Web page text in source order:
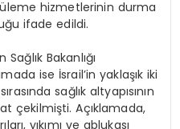
hizmetlerinin durma
ifade edildi.
Bakanlığı
ise İsrail’in yaklaşık iki
sağlık altyapısının
çekilmişti. Açıklamada,
yıkımı ve ablukası